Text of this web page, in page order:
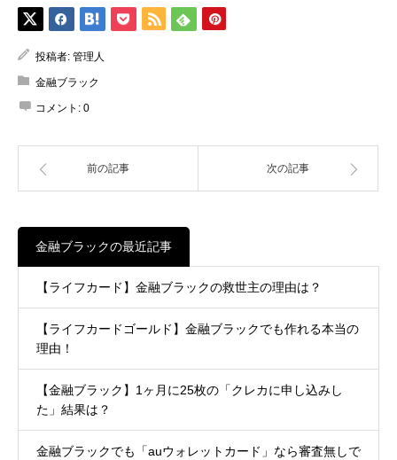
投稿者: 管理人
金融ブラック
コメント: 0
前の記事 次の記事
金融ブラックの最近記事
【ライフカード】金融ブラックの救世主の理由は？
【ライフカードゴールド】金融ブラックでも作れる本当の
理由！
【金融ブラック】1ヶ月に25枚の「クレカに申し込みし
た」結果は？
金融ブラックでも「auウォレットカード」なら審査無しで